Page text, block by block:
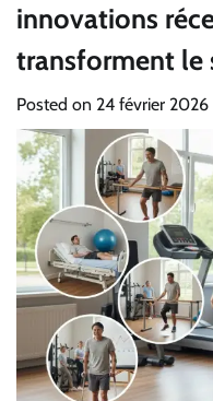
innovations
transforment le
Posted on 24 février 2026